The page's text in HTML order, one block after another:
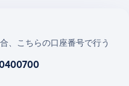
、こちらの口座番号で行う